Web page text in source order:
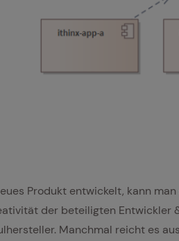
Produkt entwickelt, kann
der beteiligten Entwickler
Manchmal reicht es